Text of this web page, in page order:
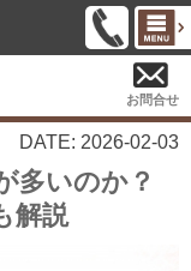
お問合せ
DATE: 2026-02-03
多いのか？
解説